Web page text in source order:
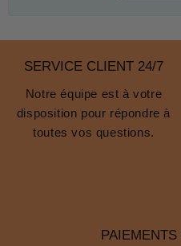
SERVICE CLIENT 24/7
Notre équipe est à votre
disposition pour répondre à
toutes vos questions.